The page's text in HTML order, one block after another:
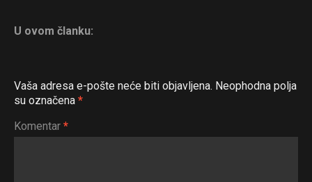
U ovom članku:
Vaša adresa e-pošte neće biti objavljena. Neophodna polja
su označena *
Komentar *